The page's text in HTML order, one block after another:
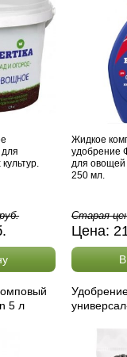
Жидкое
удобрение
для овощей
250 мл.
Старая
Цена:
5 л